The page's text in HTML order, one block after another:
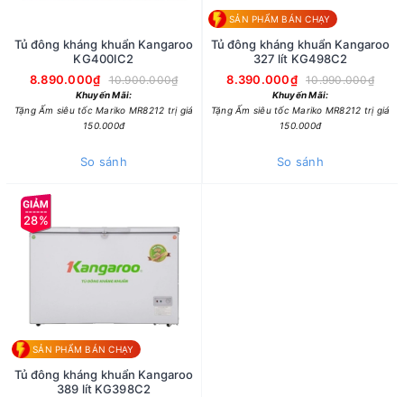
Tủ đông kháng khuẩn Kangaroo
KG400IC2
8.890.000₫
10.900.000₫
Khuyến Mãi:
Tặng Ấm siêu tốc Mariko MR8212 trị giá
150.000đ
So sánh
SẢN PHẨM BÁN CHẠY
Tủ đông kháng khuẩn Kangaroo
327 lít KG498C2
8.390.000₫
10.990.000₫
Khuyến Mãi:
Tặng Ấm siêu tốc Mariko MR8212 trị giá
150.000đ
So sánh
28%
SẢN PHẨM BÁN CHẠY
Tủ đông kháng khuẩn Kangaroo
389 lít KG398C2